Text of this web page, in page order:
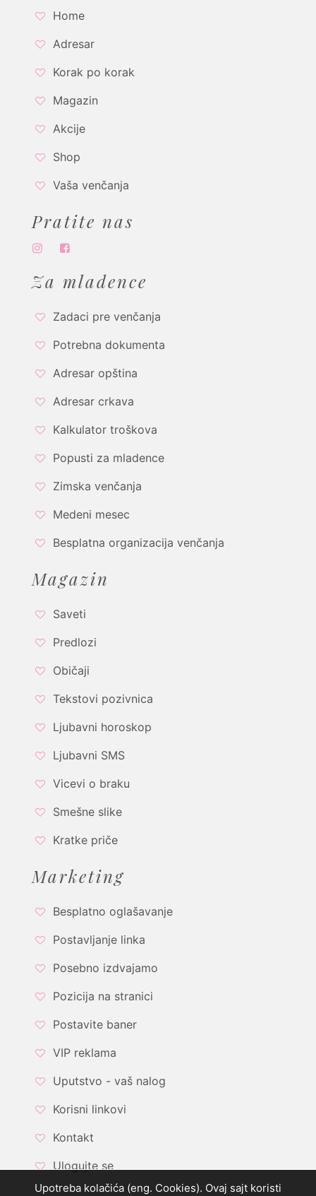
Home
Adresar
Korak po korak
Magazin
Akcije
Shop
Vaša venčanja
Pratite nas
Za mladence
Zadaci pre venčanja
Potrebna dokumenta
Adresar opština
Adresar crkava
Kalkulator troškova
Popusti za mladence
Zimska venčanja
Medeni mesec
Besplatna organizacija venčanja
Magazin
Saveti
Predlozi
Običaji
Tekstovi pozivnica
Ljubavni horoskop
Ljubavni SMS
Vicevi o braku
Smešne slike
Kratke priče
Marketing
Besplatno oglašavanje
Postavljanje linka
Posebno izdvajamo
Pozicija na stranici
Postavite baner
VIP reklama
Uputstvo - vaš nalog
Korisni linkovi
Kontakt
Ulogujte se
Upotreba kolačića (eng. Cookies). Ovaj sajt koristi